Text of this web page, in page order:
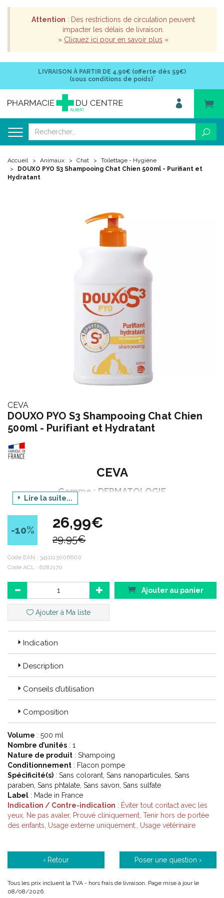
Attention : Des restrictions de circulation peuvent
impacter les délais de livraison.
» Cliquez ici pour en savoir plus «
LIVRAISON À PARTIR DE 4,90€ (offerte dès 59€)
(sous conditions de poids)*
Accueil Animaux Chat
Toilettage - Hygiène
DOUXO PYO S3 Shampooing Chat Chien 500ml - Purifiant et
Hydratant
CEVA
DOUXO PYO S3 Shampooing Chat Chien
500ml - Purifiant et Hydratant
CEVA
Gamme : DERMATOLOGIE
Déclinaison gamme : DOUXO
Produit : PYO
Déclinaison produit : S3 SHAMPOOING
Contenance : 500 ml
Gamme DOUXO® :
La gamme de soins topiques DOUXO® vient enrichir la gamme
dermatologie de Ceva, pour une reconstitution et une protection
Chaque formule DOUXO® apporte les éléments nécessaires à
vicieux des dermatoses allergiques et prurigineuses.
Une gamme DOUXO® SEB (Séborrhées) qui peut être
utilisée lors de tout type de séborrhée : sèche, grasse ou
mixte.
Une gamme DOUXO® CARE (Hygiène) qui peut être utilisée
en entretien régulier de la peau et des oreilles.
Code ACL : 6282170
Code EAN : 3411113006600
Lire la suite...
-10% 26,99€
29,95€
Code EAN : 3411113006600
Code ACL : 6282170
Ajouter au panier
Ajouter à Ma liste
Indication
Description
Conseils d’utilisation
Composition
Volume : 500 ml
Nombre d’unités : 1
Nature de produit : Shampoing
Conditionnement : Flacon pompe
Spécificité(s) : Sans colorant, Sans nanoparticules, Sans
paraben, Sans phtalate, Sans savon, Sans sulfate
Label : Made in France
Indication / Contre-indication : Éviter tout contact avec les
yeux, Ne pas avaler, Prouvé cliniquement, Tenir hors de portée
des enfants, Usage externe uniquement., Usage vétérinaire
‹ Retour Poser une question ›
Tous les prix incluent la TVA - hors frais de livraison. Page mise à jour le
08/08/2026.